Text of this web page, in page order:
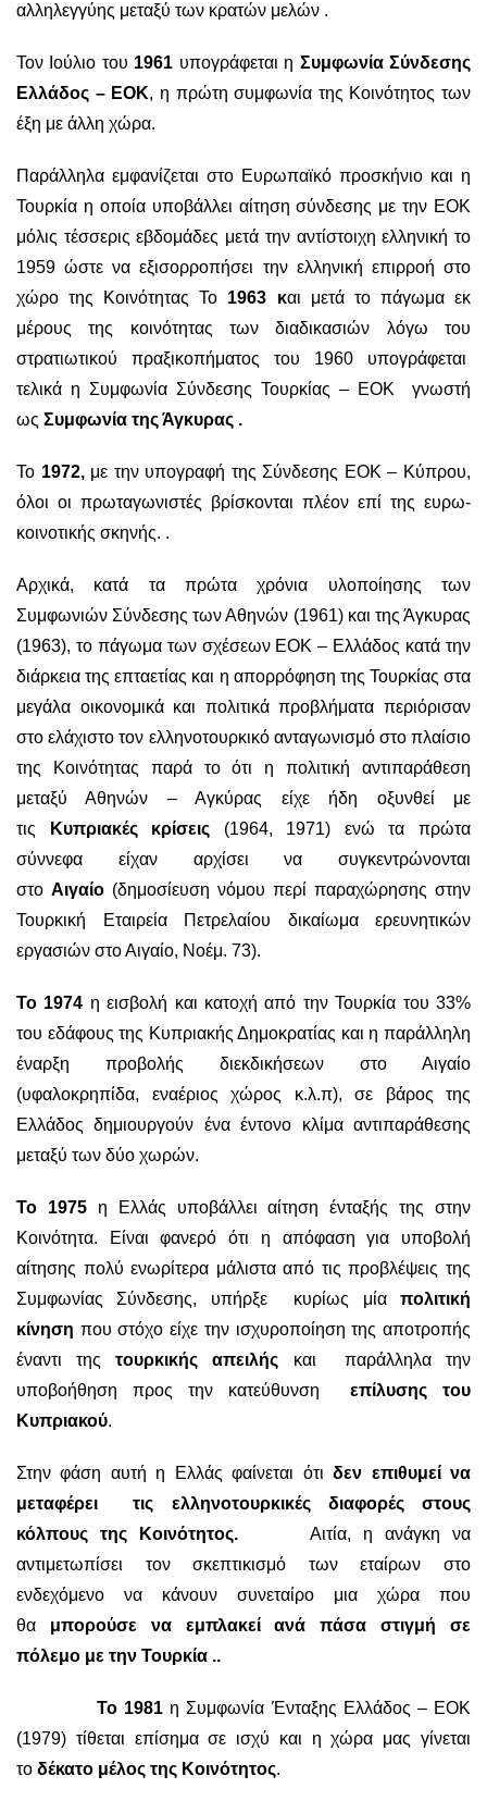
αλληλεγγύης μεταξύ των κρατών μελών .
Τον Ιούλιο του 1961 υπογράφεται η Συμφωνία Σύνδεσης
Ελλάδος – ΕΟΚ, η πρώτη συμφωνία της Κοινότητος των
έξη με άλλη χώρα.
Παράλληλα εμφανίζεται στο Ευρωπαϊκό προσκήνιο και η
Τουρκία η οποία υποβάλλει αίτηση σύνδεσης με την ΕΟΚ
μόλις τέσσερις εβδομάδες μετά την αντίστοιχη ελληνική το
1959 ώστε να εξισορροπήσει την ελληνική επιρροή στο
χώρο της Κοινότητας Το 1963 και μετά το πάγωμα εκ
μέρους της κοινότητας των διαδικασιών λόγω του
στρατιωτικού πραξικοπήματος του 1960 υπογράφεται
τελικά η Συμφωνία Σύνδεσης Τουρκίας – ΕΟΚ γνωστή
ως Συμφωνία της Άγκυρας .
Το 1972,με την υπογραφή της Σύνδεσης ΕΟΚ – Κύπρου,
όλοι οι πρωταγωνιστές βρίσκονται πλέον επί της ευρω-
κοινοτικής σκηνής. .
Αρχικά, κατά τα πρώτα χρόνια υλοποίησης των
Συμφωνιών Σύνδεσης των Αθηνών (1961) και της Άγκυρας
(1963), το πάγωμα των σχέσεων ΕΟΚ – Ελλάδος κατά την
διάρκεια της επταετίας και η απορρόφηση της Τουρκίας στα
μεγάλα οικονομικά και πολιτικά προβλήματα περιόρισαν
στο ελάχιστο τον ελληνοτουρκικό ανταγωνισμό στο πλαίσιο
της Κοινότητας παρά το ότι η πολιτική αντιπαράθεση
μεταξύ Αθηνών – Αγκύρας είχε ήδη οξυνθεί με
τις
Κυπριακές κρίσεις (1964, 1971) ενώ τα πρώτα
σύννεφα είχαν αρχίσει να συγκεντρώνονται
στο Αιγαίο (δημοσίευση νόμου περί παραχώρησης στην
Τουρκική Εταιρεία Πετρελαίου δικαίωμα ερευνητικών
εργασιών στο Αιγαίο, Νοέμ. 73).
Το 1974 η εισβολή και κατοχή από την Τουρκία του 33%
του εδάφους της Κυπριακής Δημοκρατίας και η παράλληλη
έναρξη προβολής διεκδικήσεων στο Αιγαίο
(υφαλοκρηπίδα, εναέριος χώρος κ.λ.π), σε βάρος της
Ελλάδος δημιουργούν ένα έντονο κλίμα αντιπαράθεσης
μεταξύ των δύο χωρών.
Το 1975η Ελλάς υποβάλλει αίτηση ένταξής της στην
Κοινότητα. Είναι φανερό ότι η απόφαση για υποβολή
αίτησης πολύ ενωρίτερα μάλιστα από τις προβλέψεις της
Συμφωνίας Σύνδεσης, υπήρξε κυρίως μία πολιτική
κίνηση που στόχο είχε την ισχυροποίηση της αποτροπής
έναντι τηςτουρκικής απειλής και παράλληλα την
υποβοήθηση προς την κατεύθυνση επίλυσης του
Κυπριακού.
Στην φάση αυτή η Ελλάς φαίνεται ότιδεν επιθυμεί να
μεταφέρει τις ελληνοτουρκικές διαφορές στους
κόλπους της Κοινότητος. Αιτία, η ανάγκη να
αντιμετωπίσει τον σκεπτικισμό των εταίρων στο
ενδεχόμενο να κάνουν συνεταίρο μια χώρα που
θα μπορούσε να εμπλακεί ανά πάσα στιγμή σε
πόλεμο με την Τουρκία ..
Το 1981 η Συμφωνία Ένταξης Ελλάδος – ΕΟΚ
(1979) τίθεται επίσημα σε ισχύ και η χώρα μας γίνεται
το δέκατο μέλος της Κοινότητος.